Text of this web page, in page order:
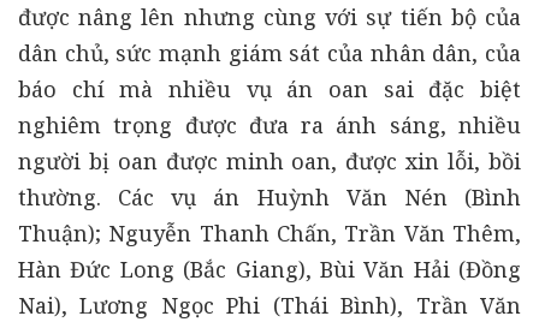
được nâng lên nhưng cùng với sự tiến bộ của
dân chủ, sức mạnh giám sát của nhân dân, của
báo chí mà nhiều vụ án oan sai đặc biệt
nghiêm trọng được đưa ra ánh sáng, nhiều
người bị oan được minh oan, được xin lỗi, bồi
thường. Các vụ án Huỳnh Văn Nén (Bình
Thuận); Nguyễn Thanh Chấn, Trần Văn Thêm,
Hàn Đức Long (Bắc Giang), Bùi Văn Hải (Đồng
Nai), Lương Ngọc Phi (Thái Bình), Trần Văn